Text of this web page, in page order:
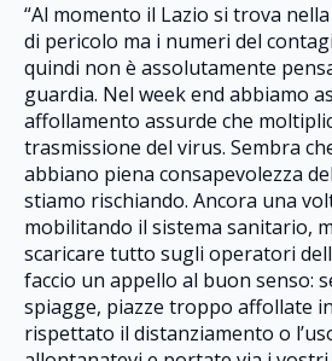
“Al momento il Lazio si trova
di pericolo ma i numeri del
quindi non è assolutamente
guardia. Nel week end abbiamo
affollamento assurde che
trasmissione del virus. Sembra
abbiano piena consapevolezza
stiamo rischiando. Ancora una
mobilitando il sistema sanitario,
scaricare tutto sugli operatori
faccio un appello al buon senso:
spiagge, piazze troppo affollate
rispettato il distanziamento o